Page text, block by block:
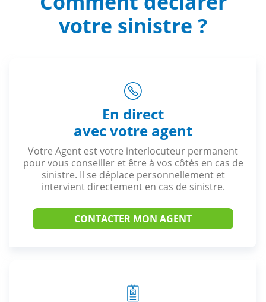
votre sinistre ?
En direct
avec votre agent
Votre Agent est votre interlocuteur permanent
pour vous conseiller et être à vos côtés en cas de
sinistre. Il se déplace personnellement et
intervient directement en cas de sinistre.
CONTACTER MON AGENT